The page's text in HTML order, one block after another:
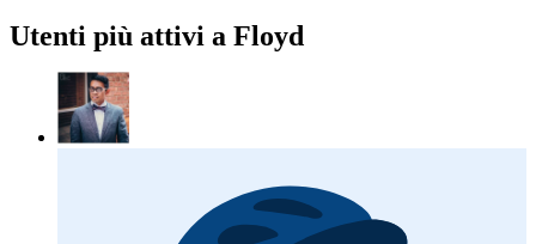
Utenti più attivi a Floyd